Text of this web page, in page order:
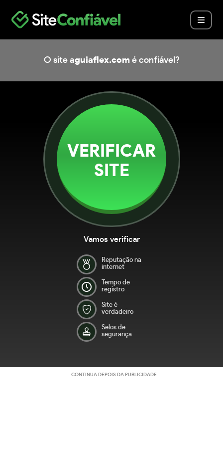
O site aguiaflex.com é confiável?
VERIFICAR
SITE
Vamos verificar
Reputação na
internet
Tempo de
registro
Site é
verdadeiro
Selos de
segurança
CONTINUA DEPOIS DA PUBLICIDADE